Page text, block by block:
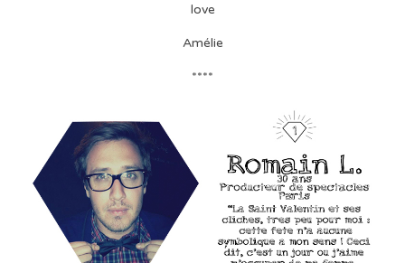
love
Amélie
****